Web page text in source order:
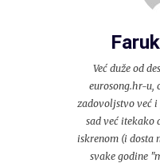
Već duže od
eurosong.hr-u,
zadovoljstvo već i
sad već itekako
iskrenom (i dosta
svake godine